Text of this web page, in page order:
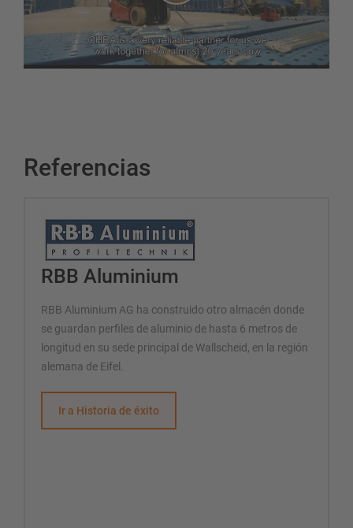
Referencias
RBB Aluminium
RBB Aluminium AG ha construido otro almacén donde
se guardan perfiles de aluminio de hasta 6 metros de
longitud en su sede principal de Wallscheid, en la región
alemana de Eifel.
Ir a Historia de éxito